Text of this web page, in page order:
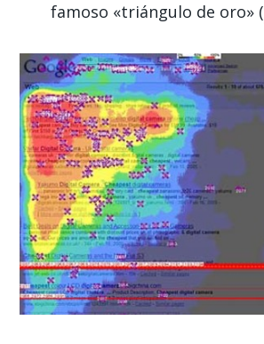
famoso «triángulo de oro» (